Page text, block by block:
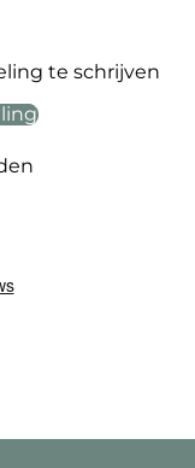
te schrijven